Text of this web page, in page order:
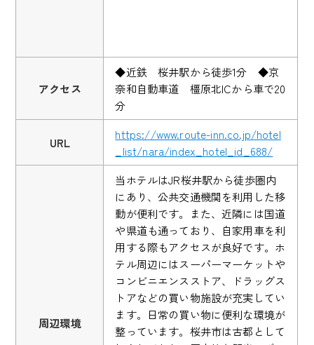
アクセス
◆近鉄 桜井駅から徒歩1分 ◆京
奈和自動車道 橿原北ICから車で20
分
URL
https://www.route-inn.co.jp/hotel
_list/nara/index_hotel_id_688/
周辺環境
当ホテルはJR桜井駅から徒歩圏内
にあり、公共交通機関を利用した移
動が便利です。また、近隣には国道
や県道も通っており、自家用車を利
用する際もアクセスが良好です。ホ
テル周辺にはスーパーマーケットや
コンビニエンスストア、ドラッグス
トアなどの買い物施設が充実してい
ます。日常の買い物に便利な環境が
整っています。桜井市は古都として